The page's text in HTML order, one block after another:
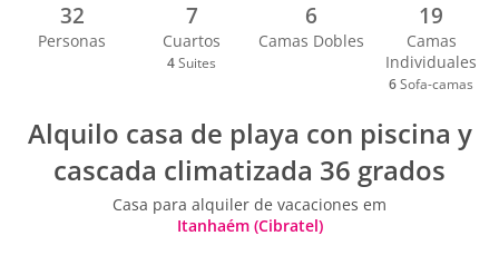
32
Personas
7
Cuartos
4 Suites
6
Camas Dobles
19
Camas
Individuales
6 Sofa-camas
Alquilo casa de playa con piscina y
cascada climatizada 36 grados
Casa para alquiler de vacaciones em
Itanhaém (Cibratel)